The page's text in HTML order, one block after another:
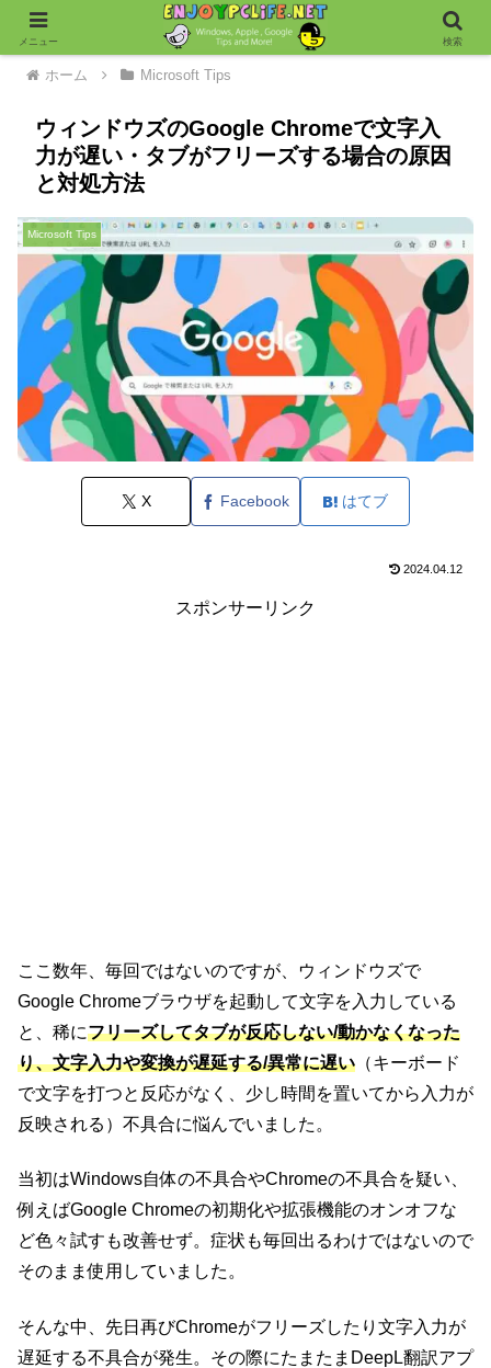
ホーム Microsoft Tips
ウィンドウズのGoogle Chromeで文字入
力が遅い・タブがフリーズする場合の原因
と対処方法
Microsoft Tips
X Facebook はてブ
2024.04.12
スポンサーリンク
ここ数年、毎回ではないのですが、ウィンドウズで
Google Chromeブラウザを起動して文字を入力している
と、稀にフリーズしてタブが反応しない/動かなくなった
り、文字入力や変換が遅延する/異常に遅い （キーボード
で文字を打つと反応がなく、少し時間を置いてから入力が
反映される）不具合に悩んでいました。
当初はWindows自体の不具合やChromeの不具合を疑い、
例えばGoogle Chromeの初期化や拡張機能のオンオフな
ど色々試すも改善せず。症状も毎回出るわけではないので
そのまま使用していました。
そんな中、先日再びChromeがフリーズしたり文字入力が
遅延する不具合が発生。その際にたまたまDeepL翻訳アプ
メニュー 検索